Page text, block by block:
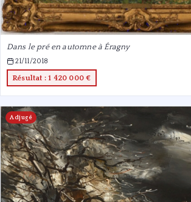
Dans le pré en automne à Éragny
21/11/2018
Résultat : 1 420 000 €
Adjugé